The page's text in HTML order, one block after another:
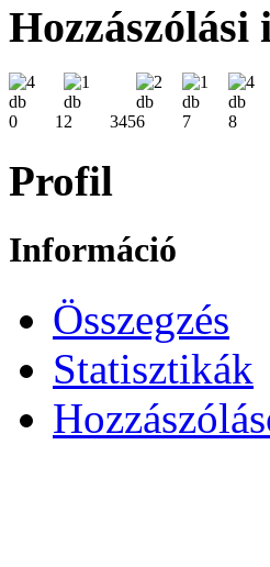
0 1 2 3456 7 8
Profil
Információ
Összegzés
Statisztikák